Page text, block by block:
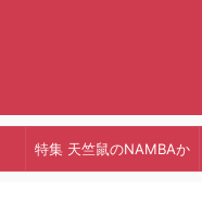
特集 天竺鼠のNAMBAか